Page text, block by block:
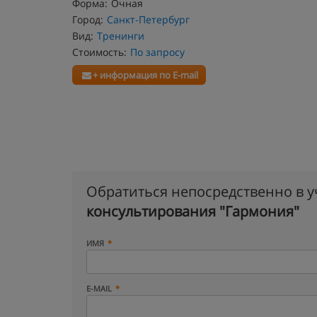
Форма: Очная
Город: Санкт-Петербург
Вид: Тренинги
Стоимость: По запросу
+ информация по E-mail
Обратиться непосредственно в
консультирования "Гармония"
ИМЯ
E-MAIL